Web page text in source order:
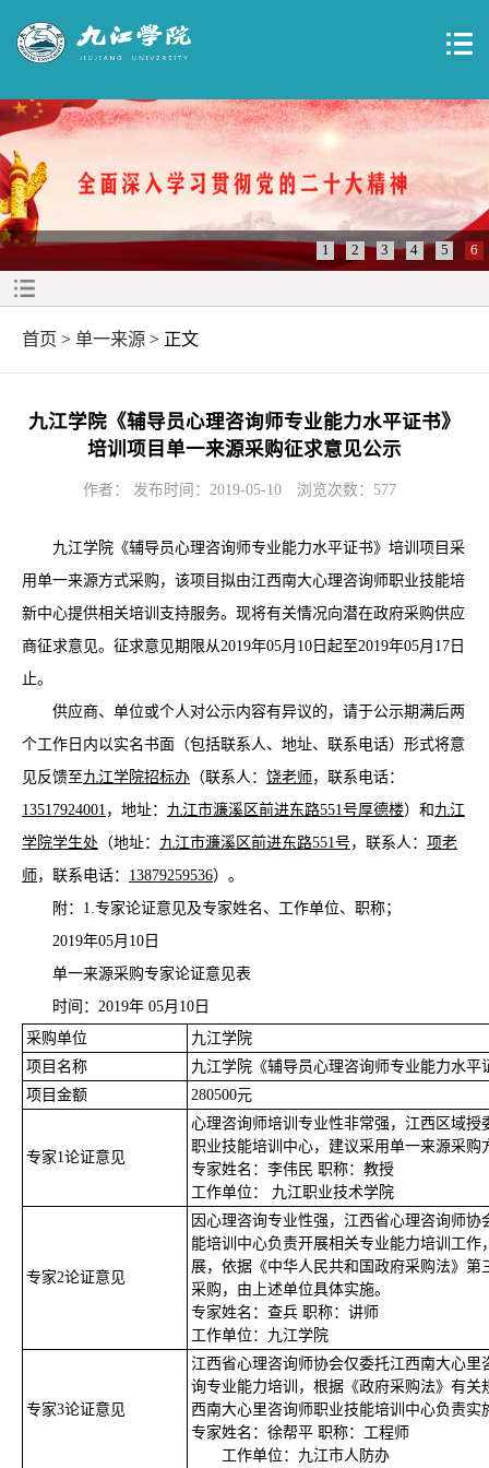
1 2 3 4 5 6
首页 > 单一来源 > 正文
九江学院《辅导员心理咨询师专业能力水平证书》
培训项目单一来源采购征求意见公示
作者： 发布时间：2019-05-10 浏览次数： 577
九江学院《辅导员心理咨询师专业能力水平证书》培训项目采
用单一来源方式采购，该项目拟由江西南大心理咨询师职业技能培
新中心提供相关培训支持服务。现将有关情况向潜在政府采购供应
商征求意见。征求意见期限从2019年05月10日起至2019年05月17日
止。
供应商、单位或个人对公示内容有异议的，请于公示期满后两
个工作日内以实名书面（包括联系人、地址、联系电话）形式将意
见反馈至九江学院招标办 （联系人： 饶老师，联系电话：
13517924001 ，地址： 九江市濂溪区前进东路551号厚德楼）和九江
学院学生处 （地址： 九江市濂溪区前进东路551号 ，联系人： 项老
师，联系电话： 13879259536）。
附：1.专家论证意见及专家姓名、工作单位、职称；
2019年05月10日
单一来源采购专家论证意见表
时间：2019年 05月10日
采购单位
九江学院
项目名称
九江学院《辅导员心理咨询师专业能力水平
项目金额
280500元
专家1论证意见
心理咨询师培训专业性非常强，江西区域
职业技能培训中心，建议采用单一来源采购
专家姓名：李伟民 职称：教授
工作单位： 九江职业技术学院
专家2论证意见
因心理咨询专业性强，江西省心理咨询师
能培训中心负责开展相关专业能力培训工
展，依据《中华人民共和国政府采购法》
采购，由上述单位具体实施。
专家姓名：查兵 职称：讲师
工作单位：九江学院
专家3论证意见
江西省心理咨询师协会仅委托江西南大心
询专业能力培训，根据《政府采购法》有
西南大心里咨询师职业技能培训中心负责实
专家姓名：徐帮平 职称：工程师
工作单位：九江市人防办